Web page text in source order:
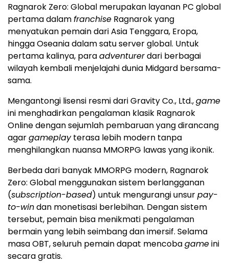
Ragnarok Zero: Global merupakan layanan PC global
pertama dalamfranchise Ragnarok yang
menyatukan pemain dari Asia Tenggara, Eropa,
hingga Oseania dalam satu server global. Untuk
pertama kalinya, paraadventurerdari berbagai
wilayah kembali menjelajahi dunia Midgard bersama-
sama.
Mengantongi lisensi resmi dari Gravity Co., Ltd.,game
ini menghadirkan pengalaman klasik Ragnarok
Online dengan sejumlah pembaruan yang dirancang
agargameplayterasa lebih modern tanpa
menghilangkan nuansa MMORPG lawas yang ikonik.
Berbeda dari banyak MMORPG modern, Ragnarok
Zero: Global menggunakan sistem berlangganan
(subscription-based) untuk mengurangi unsurpay-
to-windan monetisasi berlebihan. Dengan sistem
tersebut, pemain bisa menikmati pengalaman
bermain yang lebih seimbang dan imersif. Selama
masa OBT, seluruh pemain dapat mencobagameini
secara gratis.